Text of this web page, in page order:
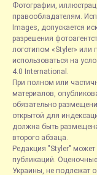
Фотографии,
правообладателям.
Images, допускается
разрешения
логотипом «Styler» или
использоваться на
4.0 International.
При полном или
материалов,
обязательно
открытой для
должна быть
второго абзаца.
Редакция "Styler" может
публикаций.
Украины, не подлежат